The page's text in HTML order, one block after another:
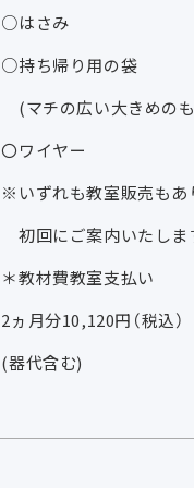
○はさみ
○持ち帰り用の袋
(マチの広い大きめの
〇ワイヤー
※いずれも教室販売もあ
初回にご案内いたしま
＊教材費教室支払い
2ヵ月分10,120円（税込）
(器代含む)